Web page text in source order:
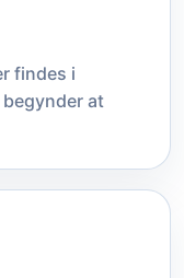
findes i
at